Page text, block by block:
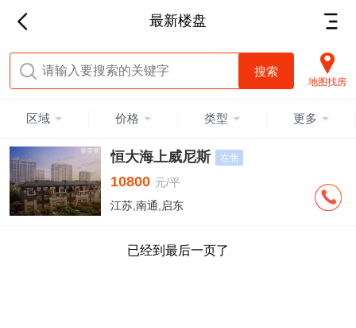
最新楼盘
地图找房
区域 价格 类型 更多
恒大海上威尼斯 在售
10800 元/平
江苏,南通,启东
已经到最后一页了